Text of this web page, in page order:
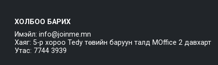
ХОЛБОО БАРИХ
Имэйл: info@joinme.mn
Хаяг: 5-р хороо Tedy төвийн баруун талд MOffice 2 давхарт
Утас: 7744 3939